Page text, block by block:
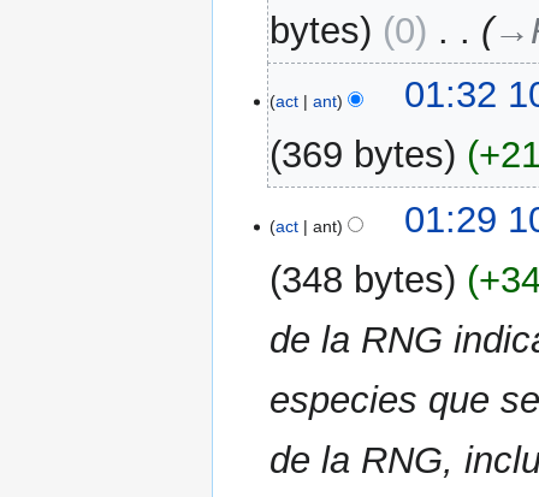
2022 bytes
0
mar
2022
act ant
01:32
369 bytes
act ant
01:29
348 bytes
de la RNG
especies que
de la RNG,